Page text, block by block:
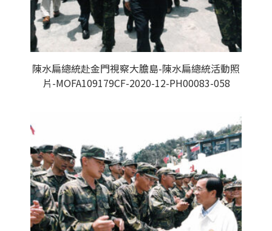
陳水扁總統赴金門視察大膽島-陳水扁總統活動照
片-MOFA109179CF-2020-12-PH00083-058